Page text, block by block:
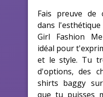
Fais preuve de
dans
Girl Fashion
idéal pour
et le style. Tu
d'options, des
shirts baggy
que tu puisses